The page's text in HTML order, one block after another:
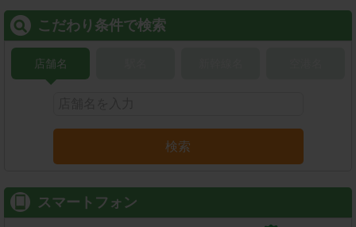
こだわり条件で検索
店舗名
検索
スマートフォン